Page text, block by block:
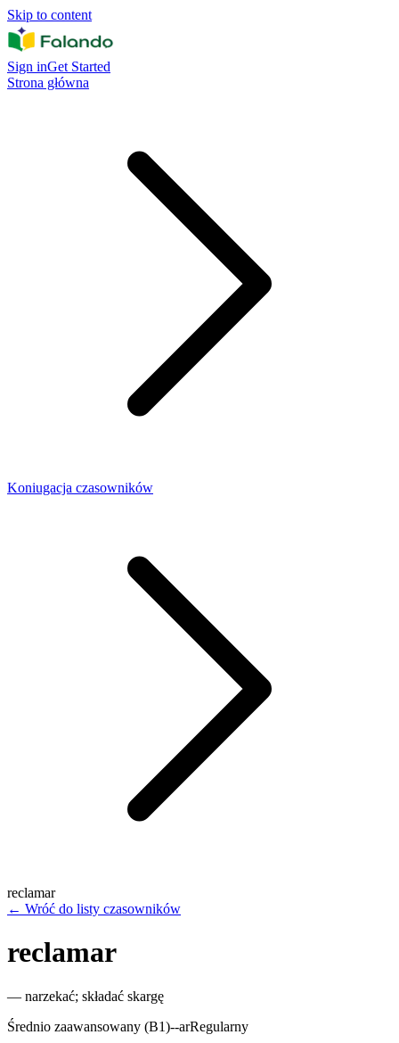
Skip to content
Sign inGet Started
Strona główna
Koniugacja czasowników
reclamar
← Wróć do listy czasowników
reclamar
— narzekać; składać skargę
Średnio zaawansowany (B1)--arRegularny